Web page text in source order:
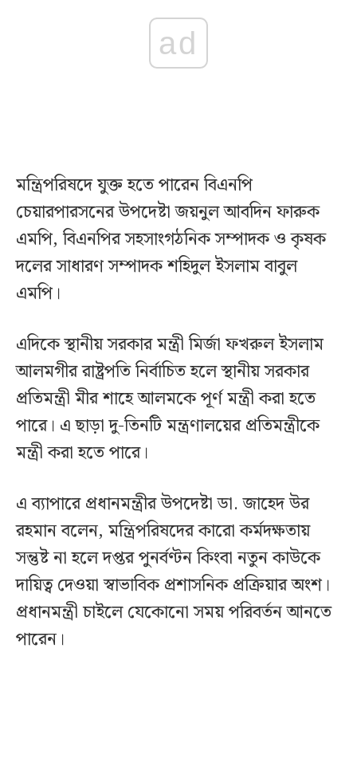
ad
মন্ত্রিপরিষদে যুক্ত হতে পারেন বিএনপি
চেয়ারপারসনের উপদেষ্টা জয়নুল আবদিন ফারুক
এমপি, বিএনপির সহসাংগঠনিক সম্পাদক ও কৃষক
দলের সাধারণ সম্পাদক শহিদুল ইসলাম বাবুল
এমপি।
এদিকে স্থানীয় সরকার মন্ত্রী মির্জা ফখরুল ইসলাম
আলমগীর রাষ্ট্রপতি নির্বাচিত হলে স্থানীয় সরকার
প্রতিমন্ত্রী মীর শাহে আলমকে পূর্ণ মন্ত্রী করা হতে
পারে। এ ছাড়া দু-তিনটি মন্ত্রণালয়ের প্রতিমন্ত্রীকে
মন্ত্রী করা হতে পারে।
এ ব্যাপারে প্রধানমন্ত্রীর উপদেষ্টা ডা. জাহেদ উর
রহমান বলেন, মন্ত্রিপরিষদের কারো কর্মদক্ষতায়
সন্তুষ্ট না হলে দপ্তর পুনর্বণ্টন কিংবা নতুন কাউকে
দায়িত্ব দেওয়া স্বাভাবিক প্রশাসনিক প্রক্রিয়ার অংশ।
প্রধানমন্ত্রী চাইলে যেকোনো সময় পরিবর্তন আনতে
পারেন।